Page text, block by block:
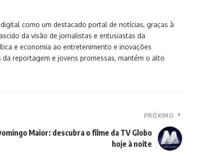
como um destacado portal de notícias, graças à
da visão de jornalistas e entusiastas da
e economia ao entretenimento e inovações
reportagem e jovens promessas, mantém o alto
PRÓXIMO
Maior: descubra o filme da TV Globo
hoje à noite